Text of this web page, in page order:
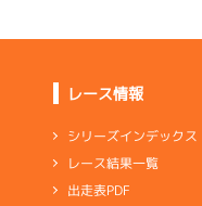
レース情報
シリーズインデックス
レース結果一覧
出走表PDF